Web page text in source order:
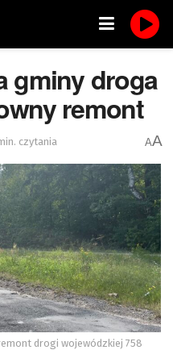
gminy droga
remont
czytania AA
drogi wojewódzkiej 758